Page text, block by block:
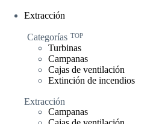
Extracción
Categorías TOP
Turbinas
Campanas
Cajas de ventilación
Extinción de incendios
Extracción
Campanas